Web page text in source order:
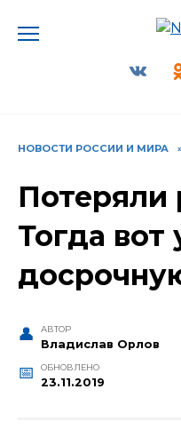
НОВОСТИ РОССИИ И МИРА
Потеряли
Тогда вот
АВТОР
Владислав Орлов
ОБНОВЛЕНО
23.11.2019